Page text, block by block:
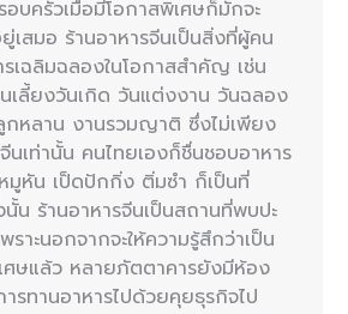
อบครัวเมื่อมีโอกาสพิเศษก็มักจะ
เสมอ ร้านอาหารจีนเป็นสิ่งที่ผู้คน
เฉลิมฉลองในโอกาสสำคัญ เช่น
เลี้ยงวันเกิด วันแต่งงาน วันฉลอง
หลาน งานรวมญาติ ซึ่งไม่เพียง
นเท่านั้น คนไทยเองก็ชื่นชอบอาหาร
มูหัน เป็ดปักกิ่ง ติ่มซำ ก็เป็นที่
น ร้านอาหารจีนเป็นสถานที่พบปะ
ราะนอกจากจะให้ความรู้สึกว่าเป็น
ศษแล้ว หลายภัตตาคารยังมีห้อง
รทานอาหารไปด้วยคุยธุรกิจไป